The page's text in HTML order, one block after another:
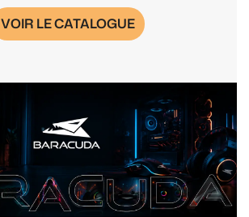
VOIR LE CATALOGUE